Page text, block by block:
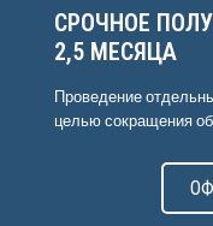
СРОЧНОЕ
2,5 МЕСЯЦА
Проведение
целью сокращения